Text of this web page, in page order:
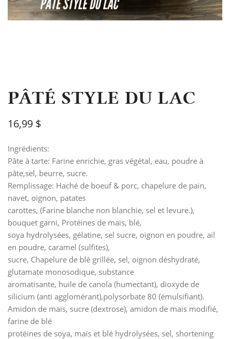
PÂTÉ STYLE DU LAC
16,99 $
Ingrédients:
Pâte à tarte: Farine enrichie, gras végétal, eau, poudre à
pâte,sel, beurre, sucre.
Remplissage: Haché de boeuf & porc, chapelure de pain,
navet, oignon, patates
carottes, (Farine blanche non blanchie, sel et levure.),
bouquet garni, Protéines de maïs, blé,
soya hydrolysées, gélatine, sel sucre, oignon en poudre, ail
en poudre, caramel (sulfites),
sucre, Chapelure de blé grillée, sel, oignon déshydraté,
glutamate monosodique, substance
aromatisante, huile de canola (humectant), dioxyde de
silicium (anti agglomérant),polysorbate 80 (émulsifiant).
Amidon de maïs, sucre (dextrose), amidon de maïs modifié,
farine de blé
protéines de soya, maïs et blé hydrolysées, sel, shortening